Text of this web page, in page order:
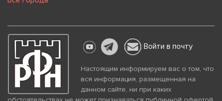
Войти в почту
Настоящим информируем вас о том, что
вся информация, размещенная на
данном сайте, ни при каких